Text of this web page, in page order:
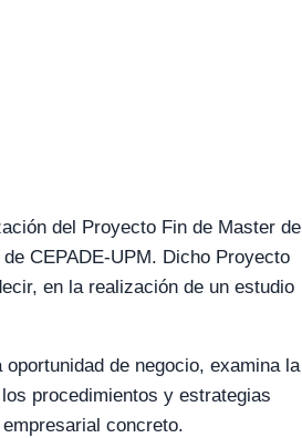
del Proyecto Fin de Master del
CEPADE-UPM. Dicho Proyecto
en la realización de un estudio
de negocio, examina la
procedimientos y estrategias
concreto.